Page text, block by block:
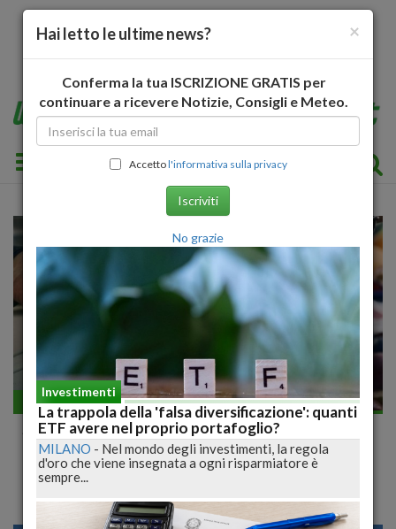
Toggle navigation
Economia generale
Scattato da oggi l'obbligo dello scontrino
elettronico
×
Hai letto le ultime news?
Conferma la tua ISCRIZIONE GRATIS per
continuare a ricevere Notizie, Consigli e Meteo.
Accettol'informativa sulla privacy
Iscriviti
No grazie
Investimenti
La trappola della 'falsa diversificazione': quanti
ETF avere nel proprio portafoglio?
MILANO - Nel mondo degli investimenti, la regola
d'oro che viene insegnata a ogni risparmiatore è
sempre...